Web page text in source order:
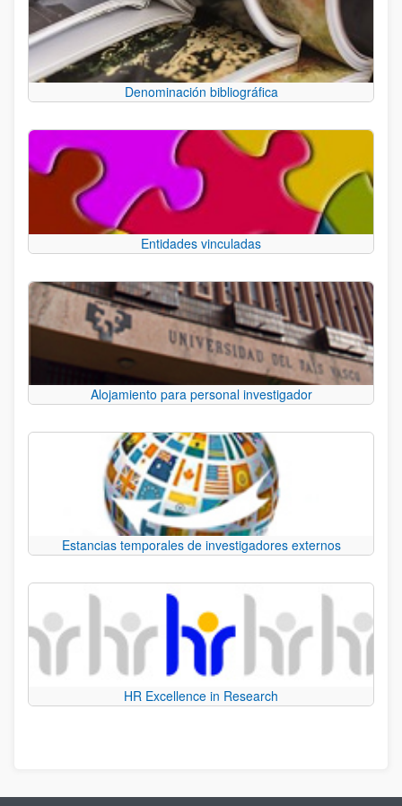
Denominación bibliográfica
Entidades vinculadas
Alojamiento para personal investigador
Estancias temporales de investigadores externos
HR Excellence in Research